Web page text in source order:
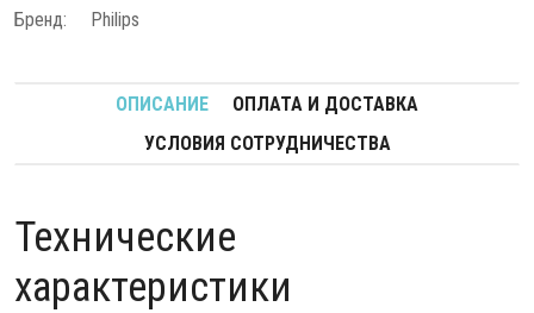
Бренд: Philips
ОПИСАНИЕ
ОПЛАТА И ДОСТАВКА
УСЛОВИЯ СОТРУДНИЧЕСТВА
Технические
характеристики